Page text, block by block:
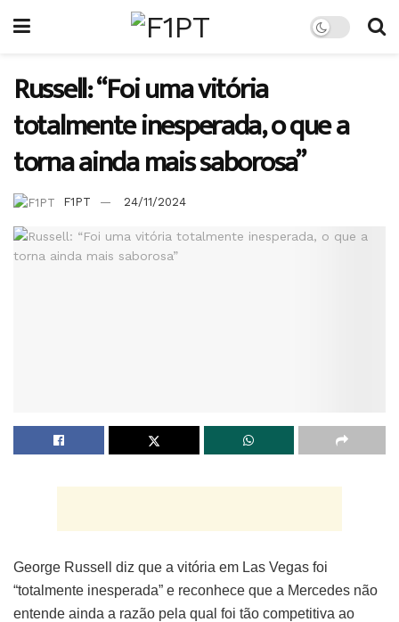
Russell: “Foi uma vitória
totalmente inesperada, o que a
torna ainda mais saborosa”
F1PT 24/11/2024
George Russell diz que a vitória em Las Vegas foi
“totalmente inesperada” e reconhece que a Mercedes não
entende ainda a razão pela qual foi tão competitiva ao